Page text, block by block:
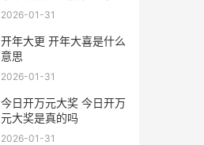
话直接杀
2026-01-31
开年大更 开年大喜是什么
意思
2026-01-31
今日开万元大奖 今日开万
元大奖是真的吗
2026-01-31